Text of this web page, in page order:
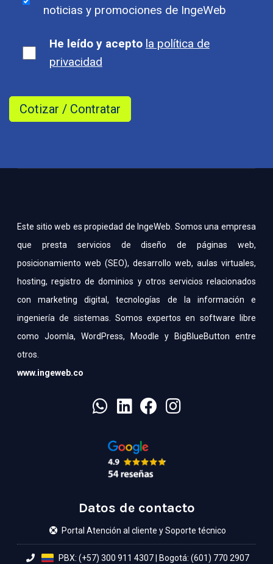
noticias y promociones de IngeWeb
He leído y acepto la política de
privacidad
Este sitio web es propiedad de IngeWeb. Somos una empresa
que presta servicios de diseño de páginas web,
posicionamiento web (SEO), desarrollo web, aulas virtuales,
hosting, registro de dominios y otros servicios relacionados
con marketing digital, tecnologías de la información e
ingeniería de sistemas. Somos expertos en software libre
como Joomla, WordPress, Moodle y BigBlueButton entre
otros.
www.ingeweb.co
Datos de contacto
Portal Atención al cliente y Soporte técnico
PBX: (+57) 300 911 4307| Bogotá: (601) 770 2907